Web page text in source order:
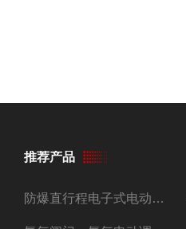
推荐产品
防爆直行程电子式电动调节阀